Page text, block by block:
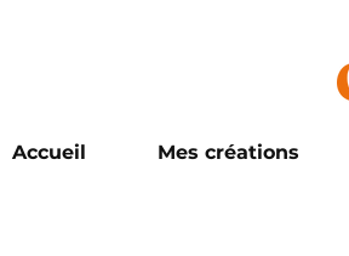
Accueil Mes créations